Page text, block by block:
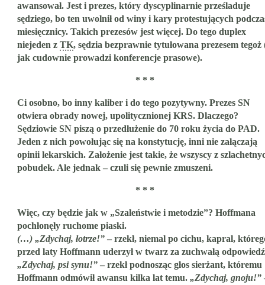
awansował. Jest i prezes, który dyscyplinarnie prześladuje
sędziego, bo ten uwolnił od winy i kary protestujących
miesięcznicy. Takich prezesów jest więcej. Do tego duplex
niejeden z TK, sędzia bezprawnie tytułowana prezesem tegoż
jak cudownie prowadzi konferencje prasowe).
* * *
Ci osobno, bo inny kaliber i do tego pozytywny. Prezes SN
otwiera obrady nowej, upolitycznionej KRS. Dlaczego?
Sędziowie SN piszą o przedłużenie do 70 roku życia do PAD.
Jeden z nich powołując się na konstytucję, inni nie załączają
opinii lekarskich. Założenie jest takie, że wszyscy z
pobudek. Ale jednak – czuli się pewnie zmuszeni.
* * *
Więc, czy będzie jak w „Szaleństwie i metodzie”? Hoffmana
pochłonęły ruchome piaski.
(…) „Zdychaj, łotrze!” – rzekł, niemal po cichu, kapral,
przed laty Hoffmann uderzył w twarz za zuchwałą
„Zdychaj, psi synu!” – rzekł podnosząc głos sierżant, któremu
Hoffmann odmówił awansu kilka lat temu. „Zdychaj, gnoju!”